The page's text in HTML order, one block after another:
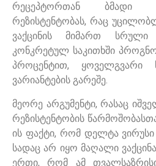
რეცეპტორთან ბმადი
რეზისტენტობას, რაც
ვაქცინის მიმართ სრული
კონკრეტულ საკითხში
პროცენტით, ყოველგვარი
ვარიანტების გარეშე.
მეორე არგუმენტი, რასაც
რეზისტენტობის
ის ფაქტი, რომ დელტა
სადაც არ იყო მაღალი
ერთი, რომ ამ